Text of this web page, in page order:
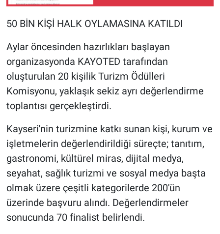
katkı sağlayacak
50 BİN KİŞİ HALK OYLAMASINA KATILDI
Aylar öncesinden hazırlıkları başlayan
organizasyonda KAYOTED tarafından
oluşturulan 20 kişilik Turizm Ödülleri
Komisyonu, yaklaşık sekiz ayrı değerlendirme
toplantısı gerçekleştirdi.
Kayseri'nin turizmine katkı sunan kişi, kurum ve
işletmelerin değerlendirildiği süreçte; tanıtım,
gastronomi, kültürel miras, dijital medya,
seyahat, sağlık turizmi ve sosyal medya başta
olmak üzere çeşitli kategorilerde 200'ün
üzerinde başvuru alındı. Değerlendirmeler
sonucunda 70 finalist belirlendi.